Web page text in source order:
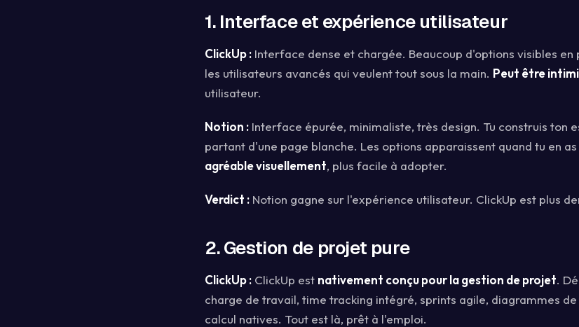
1. Interface et expérience utilisateur
ClickUp : Interface dense et chargée. Beaucoup d'options visibles
les utilisateurs avancés qui veulent tout sous la main. Peut être
utilisateur.
Notion : Interface épurée, minimaliste, très design. Tu construis ton
partant d'une page blanche. Les options apparaissent quand tu en
agréable visuellement, plus facile à adopter.
Verdict : Notion gagne sur l'expérience utilisateur. ClickUp est plus
2. Gestion de projet pure
ClickUp : ClickUp est nativement conçu pour la gestion de projet.
charge de travail, time tracking intégré, sprints agile, diagrammes
calcul natives. Tout est là, prêt à l'emploi.